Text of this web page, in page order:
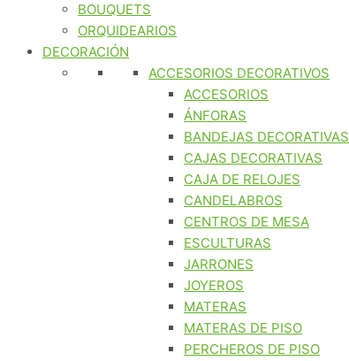
BOUQUETS
ORQUIDEARIOS
DECORACIÓN
ACCESORIOS DECORATIVOS
ACCESORIOS
ÁNFORAS
BANDEJAS DECORATIVAS
CAJAS DECORATIVAS
CAJA DE RELOJES
CANDELABROS
CENTROS DE MESA
ESCULTURAS
JARRONES
JOYEROS
MATERAS
MATERAS DE PISO
PERCHEROS DE PISO